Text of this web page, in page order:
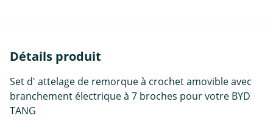
Détails produit
Set d' attelage de remorque à crochet amovible avec
branchement électrique à 7 broches pour votre BYD
TANG